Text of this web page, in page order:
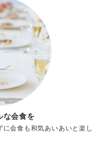
な会食を
会食も和気あいあいと楽し